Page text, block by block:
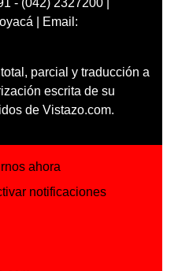
- (042) 2327200 |
| Email:
parcial y traducción a
escrita de su
de Vistazo.com.
ahora
notificaciones